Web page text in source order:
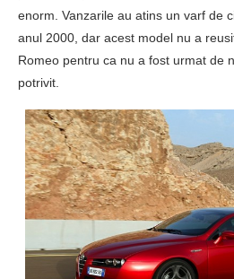
enorm. Vanzarile au atins un varf de
anul 2000, dar acest model nu a
Romeo pentru ca nu a fost urmat de
potrivit.